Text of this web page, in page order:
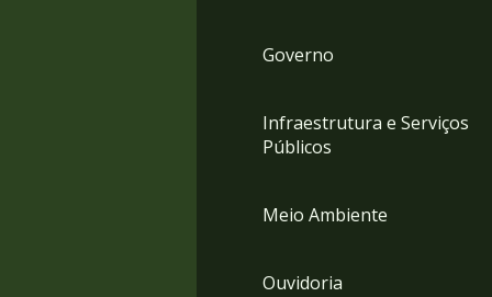
Governo
Infraestrutura e Serviços
Públicos
Meio Ambiente
Ouvidoria